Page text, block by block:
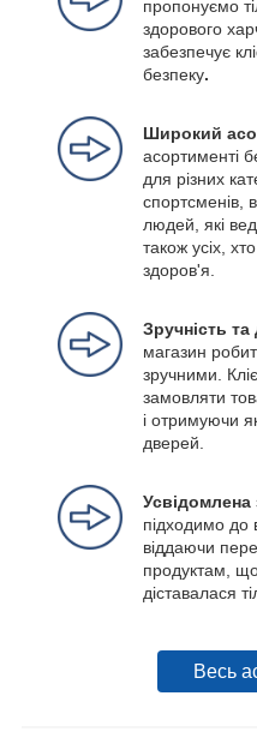
пропонуємо
здорового
забезпечує
безпеку.
Широкий
асортименті
для різних
спортсменів,
людей, які
також усіх,
здоров'я.
Зручність та
магазин
зручними.
замовляти
і отримуючи
дверей.
Усвідомлена
підходимо до
віддаючи
продуктам,
діставалася
Весь